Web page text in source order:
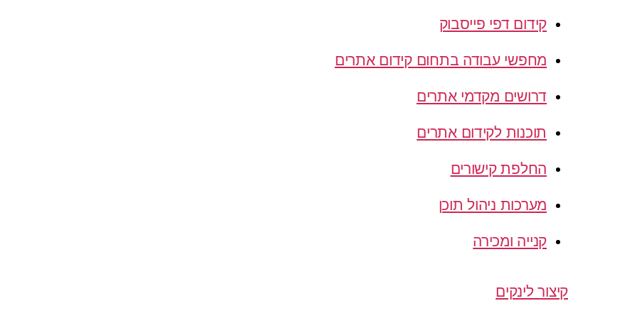
קידום דפי פייסבוק
מחפשי עבודה בתחום קידום אתרים
דרושים מקדמי אתרים
תוכנות לקידום אתרים
החלפת קישורים
מערכות ניהול תוכן
קנייה ומכירה
קיצור לינקים